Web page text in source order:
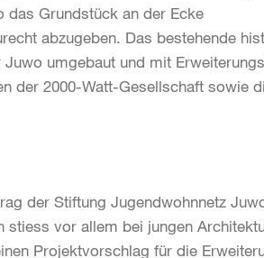
das Grundstück an der Ecke
abzugeben. Das bestehende
umgebaut und mit
der 2000-Watt-Gesellschaft sowie
der Stiftung Jugendwohnnetz
vor allem bei jungen
Projektvorschlag für die